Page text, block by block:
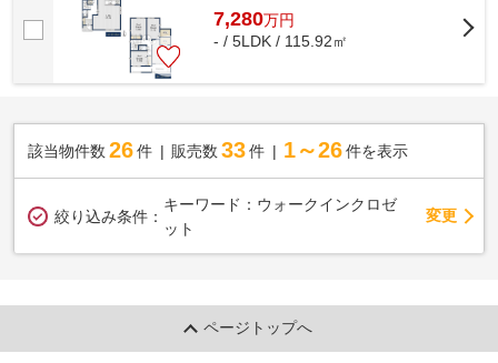
7,280万円
- / 5LDK / 115.92㎡
該当物件数 26件 販売数 33 件 1～26 件を表示
絞り込み条件：
キーワード：ウォークインクロゼ
ット
変更
ページトップへ